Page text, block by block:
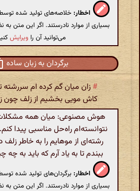
اخطار: خلاصه‌های تولید شده
بسیاری از موارد نادرستند. اگر این متن
می‌توانید آن را ویرایش
برگردان به زبان ساده
# زان میان گم کرده ام
کاش مویی بخشیم از زلف چون
هوش مصنوعی: میان همه
نتوانسته‌ام راه‌حل مناسبی پیدا
رشته‌ای از موهایم را به خاطر
ببندم تا به یاد آرم که باید به چه
اخطار: برگردان‌های تولید شده
بسیاری از موارد نادرستند. اگر این متن